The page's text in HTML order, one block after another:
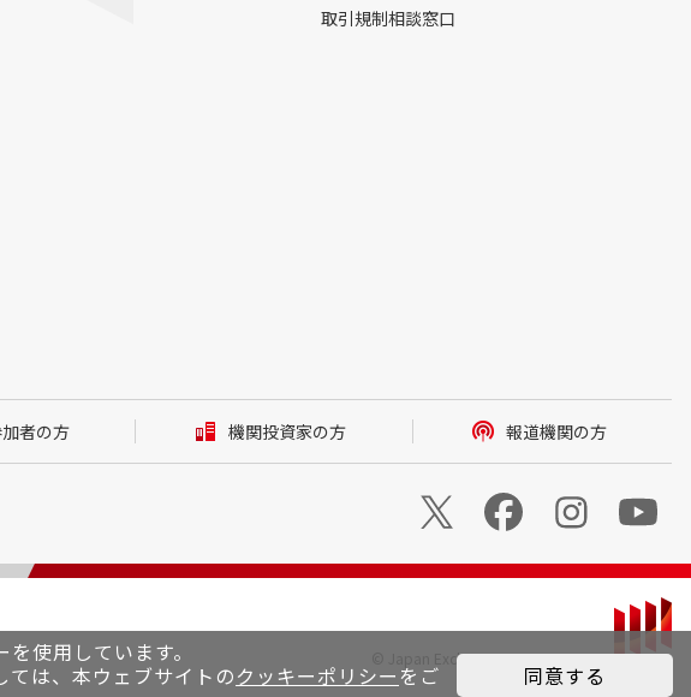
使用しています。
は、本ウェブサイトのクッキーポリシー をご
同意する
取引規制相談窓口
者の方 機関投資家の方 報道機関の方
© Japan Exchange Group, Inc.